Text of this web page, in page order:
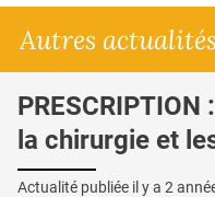
Autres
PRESCRIPTION
la chirurgie et
Actualité publiée il y a 2